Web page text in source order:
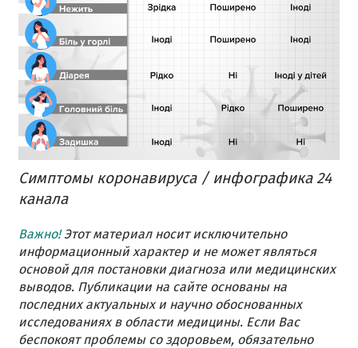
Симптомы коронавируса / инфографика 24
канала
Важно!Этот материал носит исключительно
информационный характер и не может являться
основой для постановки диагноза или медицинских
выводов. Публикации на сайте основаны на
последних актуальных и научно обоснованных
исследованиях в области медицины. Если Вас
беспокоят проблемы со здоровьем, обязательно